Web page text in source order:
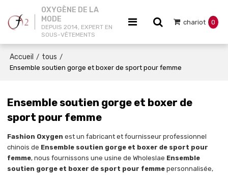
OXYGÈNE DE LA
MODE
DEPUIS 2014, EXPERT EN
SOUS-VÊTEMENTS
chariot 0
Accueil / tous /
Ensemble soutien gorge et boxer de sport pour femme
Ensemble soutien gorge et boxer de
sport pour femme
Fashion Oxygen est un fabricant et fournisseur professionnel
chinois de Ensemble soutien gorge et boxer de sport pour
femme, nous fournissons une usine de Wholeslae Ensemble
soutien gorge et boxer de sport pour femme personnalisée,